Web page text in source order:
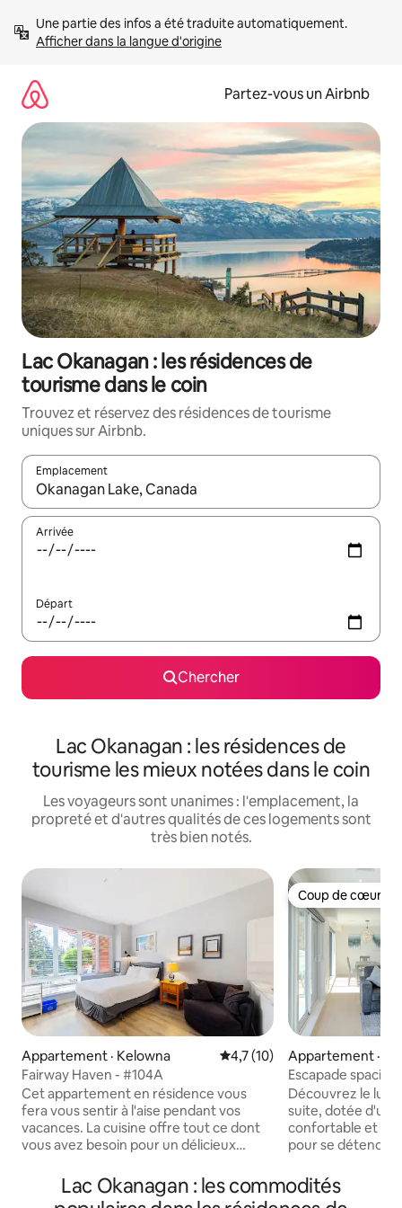
directement
Afficher dans la langue d'origine
Partez-vous un Airbnb
Lac Okanagan : les résidences de
tourisme dans le coin
Trouvez et réservez des résidences de tourisme
uniques sur Airbnb.
Emplacement
Quand les résultats sont affichés, parcourez-les en utilisant
Arrivée
Départ
Chercher
Lac Okanagan : les résidences de
tourisme les mieux notées dans le coin
Les voyageurs sont unanimes : l'emplacement, la
propreté et d'autres qualités de ces logements sont
très bien notés.
Appartement · Kelowna Note moyenne de 4,7 sur 5,
4,7 (10)
Fairway Haven - #104A
Cet appartement en résidence vous
fera vous sentir à l'aise pendant vos
vacances. La cuisine offre tout ce dont
vous avez besoin pour un délicieux
format et une cuisinière ainsi que toute
votre vaisselle et vos ustensiles ! Cet
Coup de cœur
Coup de cœur
Appartement ·
Escapade
Découvrez le
suite, dotée
confortable et de
pour se
chambres ; - 2
douche à
Lac Okanagan : les commodités